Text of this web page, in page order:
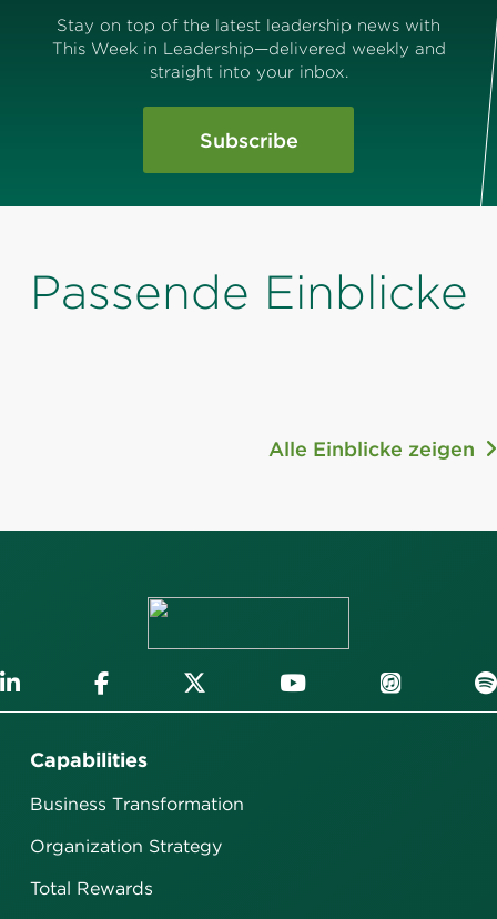
Stay on top of the latest leadership news with
This Week in Leadership—delivered weekly and
straight into your inbox.
Subscribe
Passende Einblicke
Alle Einblicke zeigen
Capabilities
Business Transformation
Organization Strategy
Total Rewards